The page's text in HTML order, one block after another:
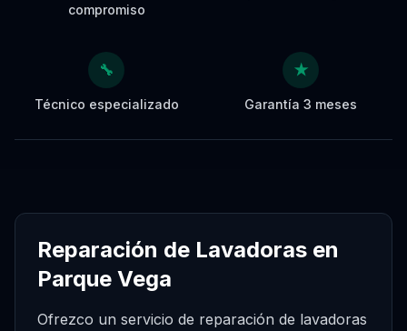
compromiso
🔧
Técnico especializado
★
Garantía 3 meses
Reparación de Lavadoras en
Parque Vega
Ofrezco un servicio de reparación de lavadoras